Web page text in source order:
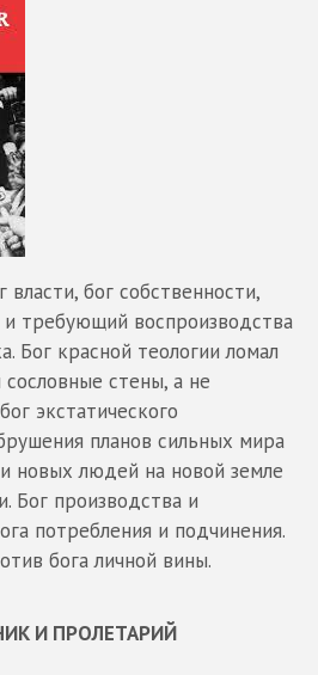
власти, бог собственности,
требующий воспроизводства
Бог красной теологии ломал
стены, а не
экстатического
планов сильных мира
новых людей на новой земле
Бог производства и
потребления и подчинения.
бога личной вины.
И ПРОЛЕТАРИЙ